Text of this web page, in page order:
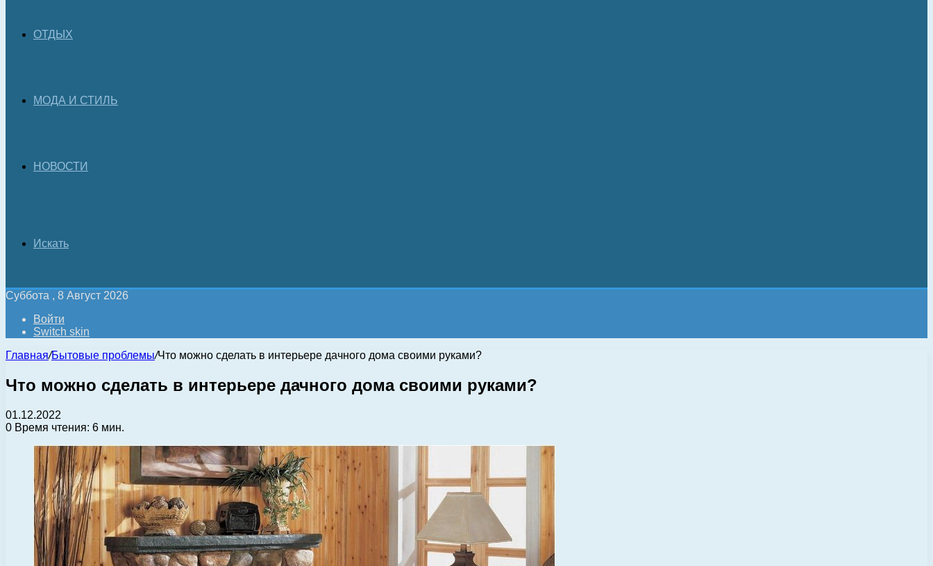
ОТДЫХ
МОДА И СТИЛЬ
НОВОСТИ
Искать
Суббота , 8 Август 2026
Войти
Switch skin
Главная/Бытовые проблемы/Что можно сделать в интерьере дачного дома своими руками?
Что можно сделать в интерьере дачного дома своими руками?
01.12.2022
0 Время чтения: 6 мин.